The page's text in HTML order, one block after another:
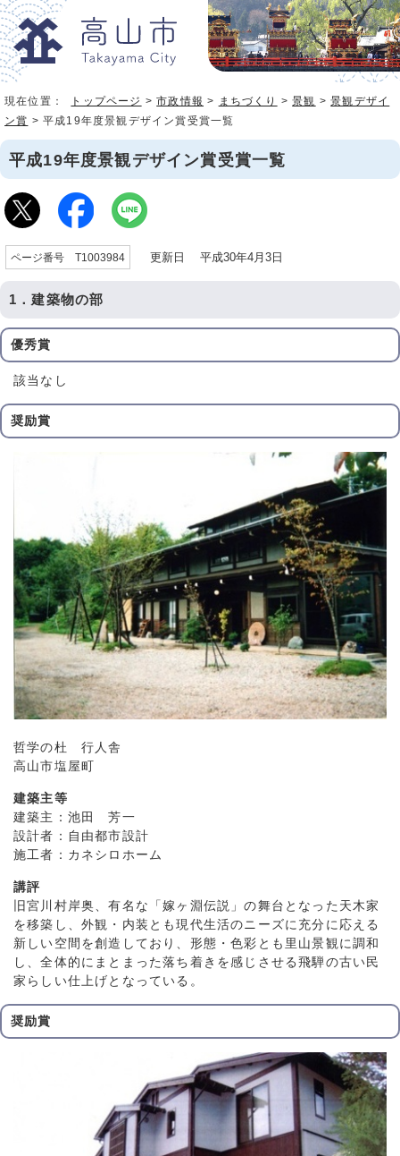
現在位置： トップページ >市政情報 > まちづくり >景観 >景観デザイ
ン賞 > 平成19年度景観デザイン賞受賞一覧
平成19年度景観デザイン賞受賞一覧
ページ番号 T1003984 更新日 平成30年4月3日
1．建築物の部
優秀賞
該当なし
奨励賞
哲学の杜 行人舎
高山市塩屋町
建築主等
建築主：池田 芳一
設計者：自由都市設計
施工者：カネシロホーム
講評
旧宮川村岸奥、有名な「嫁ヶ淵伝説」の舞台となった天木家
を移築し、外観・内装とも現代生活のニーズに充分に応える
新しい空間を創造しており、形態・色彩とも里山景観に調和
し、全体的にまとまった落ち着きを感じさせる飛騨の古い民
家らしい仕上げとなっている。
奨励賞